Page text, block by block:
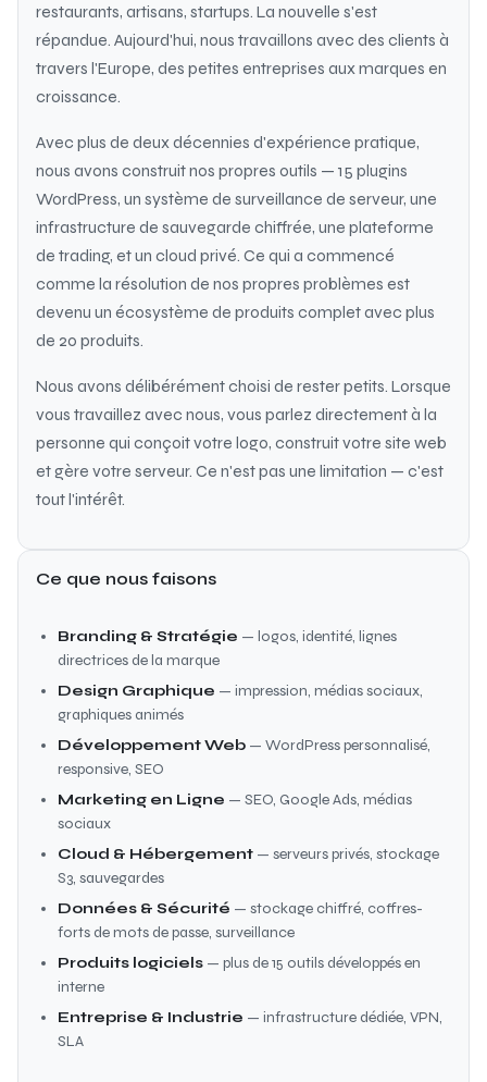
restaurants, artisans, startups. La nouvelle s'est
répandue. Aujourd'hui, nous travaillons avec des clients à
travers l'Europe, des petites entreprises aux marques en
croissance.
Avec plus de deux décennies d'expérience pratique,
nous avons construit nos propres outils — 15 plugins
WordPress, un système de surveillance de serveur, une
infrastructure de sauvegarde chiffrée, une plateforme
de trading, et un cloud privé. Ce qui a commencé
comme la résolution de nos propres problèmes est
devenu un écosystème de produits complet avec plus
de 20 produits.
Nous avons délibérément choisi de rester petits. Lorsque
vous travaillez avec nous, vous parlez directement à la
personne qui conçoit votre logo, construit votre site web
et gère votre serveur. Ce n'est pas une limitation — c'est
tout l'intérêt.
Ce que nous faisons
Branding & Stratégie — logos, identité, lignes
directrices de la marque
Design Graphique — impression, médias sociaux,
graphiques animés
Développement Web — WordPress personnalisé,
responsive, SEO
Marketing en Ligne — SEO, Google Ads, médias
sociaux
Cloud & Hébergement — serveurs privés, stockage
S3, sauvegardes
Données & Sécurité — stockage chiffré, coffres-
forts de mots de passe, surveillance
Produits logiciels — plus de 15 outils développés en
interne
Entreprise & Industrie — infrastructure dédiée, VPN,
SLA